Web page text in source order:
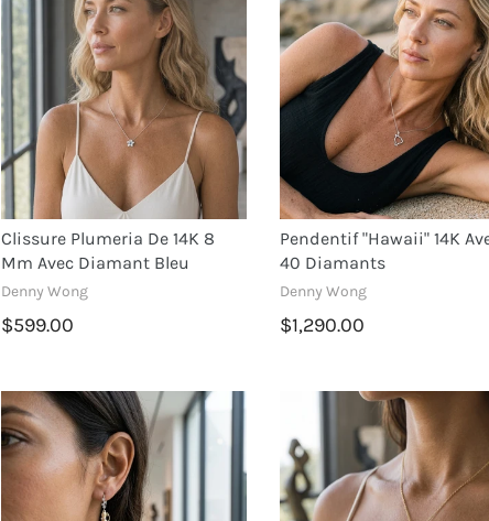
Clissure Plumeria De 14K 8
Mm Avec Diamant Bleu
Denny Wong
$599.00
Pendentif "Hawaii" 14K
40 Diamants
Denny Wong
$1,290.00